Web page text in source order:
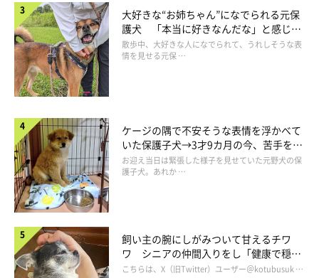
帰宅のお迎えはもっと可愛い
大好きな“お姉ちゃん”になでられる元保
護犬 「本当に好きなんだな」と感じる
表情にほっこり
散歩中、大好きな人になでられて、うれしそうな表
情を見せる元保 …
ケージの隅で不安そうな表情を浮かべて
いた保護子犬→3才9カ月の今、苦手を克
服し頼もしいコに成長！
お迎え当日は緊張した様子を見せていた元野犬の保
護子犬。あれか …
飼い主の腕にしがみついて甘えるチワ
ワ シニアの仲間入りをし「健康で穏や
かな暮らしが続いてほしい」と願う
こちらは、X（旧Twitter）ユーザー＠kotubusuk …